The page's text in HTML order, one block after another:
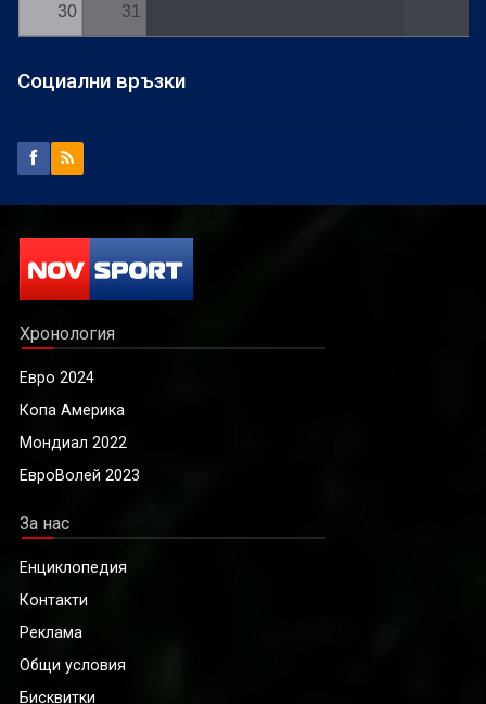
30 31
Социални връзки
Хронология
Евро 2024
Копа Америка
Мондиал 2022
ЕвроВолей 2023
За нас
Енциклопедия
Контакти
Реклама
Общи условия
Бисквитки